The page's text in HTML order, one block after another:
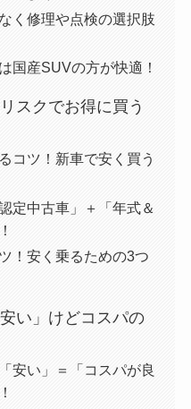
く修理や点検の選択肢
国産SUVの方が快適！
スクでお得に買う
コツ！新車で安く買う
定中古車」＋「年式＆
！安く乗るための3つ
い」けどコスパの
安い」＝「コスパが良